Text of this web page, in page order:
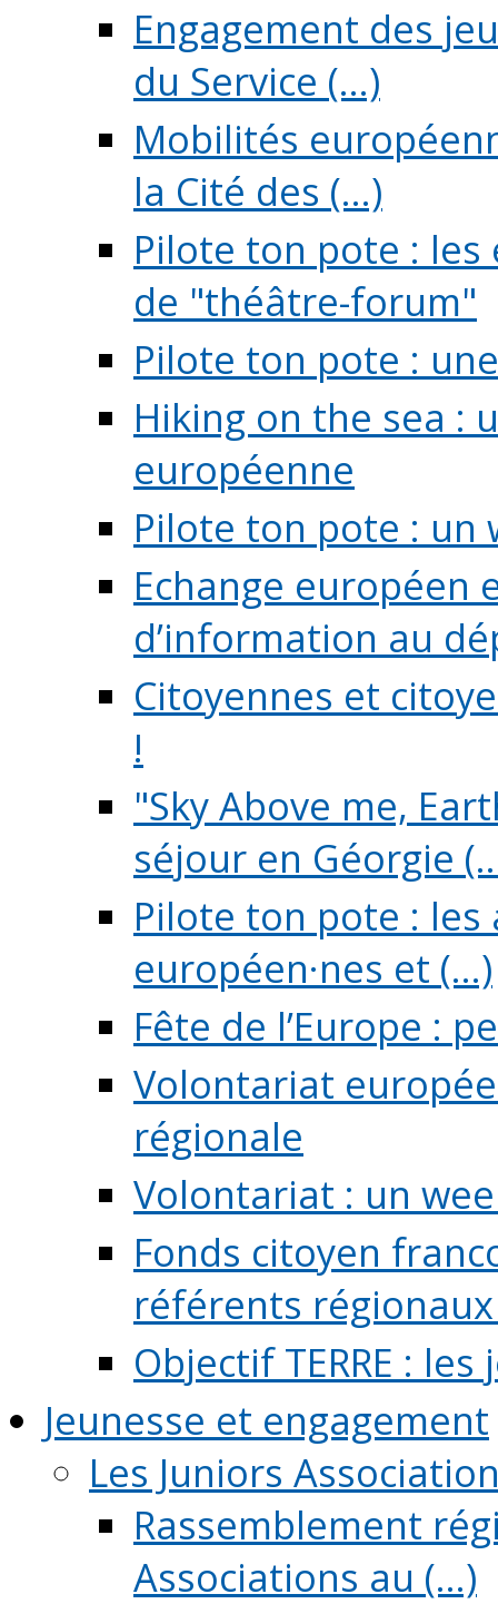
Engagement des
du Service (...)
Mobilités
la Cité des (...)
Pilote ton pote :
de "théâtre-forum"
Pilote ton pote :
Hiking on the sea :
européenne
Pilote ton pote : un
Echange européen
d’information au
Citoyennes et
!
"Sky Above me,
séjour en Géorgie
Pilote ton pote :
européen·nes et (...)
Fête de l’Europe :
Volontariat
régionale
Volontariat : un
Fonds citoyen
référents régionaux
Objectif TERRE :
Jeunesse et engagement
Les Juniors
Rassemblement
Associations au (...)